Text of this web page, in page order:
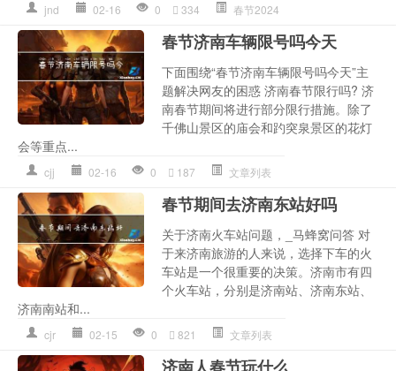
jnd 02-16 0 334 春节2024
春节济南车辆限号吗今天
下面围绕“春节济南车辆限号吗今天”主
题解决网友的困惑 济南春节限行吗? 济
南春节期间将进行部分限行措施。除了
千佛山景区的庙会和趵突泉景区的花灯
会等重点...
cjj 02-16 0 187 文章列表
春节期间去济南东站好吗
关于济南火车站问题，_马蜂窝问答 对
于来济南旅游的人来说，选择下车的火
车站是一个很重要的决策。济南市有四
个火车站，分别是济南站、济南东站、
济南南站和...
cjr 02-15 0 821 文章列表
济南人春节玩什么